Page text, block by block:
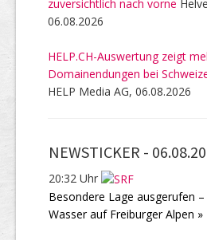
zuversichtlich nach vorne
06.08.2026
HELP.CH-Auswertung zeigt
Domainendungen bei
HELP Media AG, 06.08.2026
NEWSTICKER -
20:32 Uhr
Besondere Lage ausgerufen
Wasser auf Freiburger Alpen »